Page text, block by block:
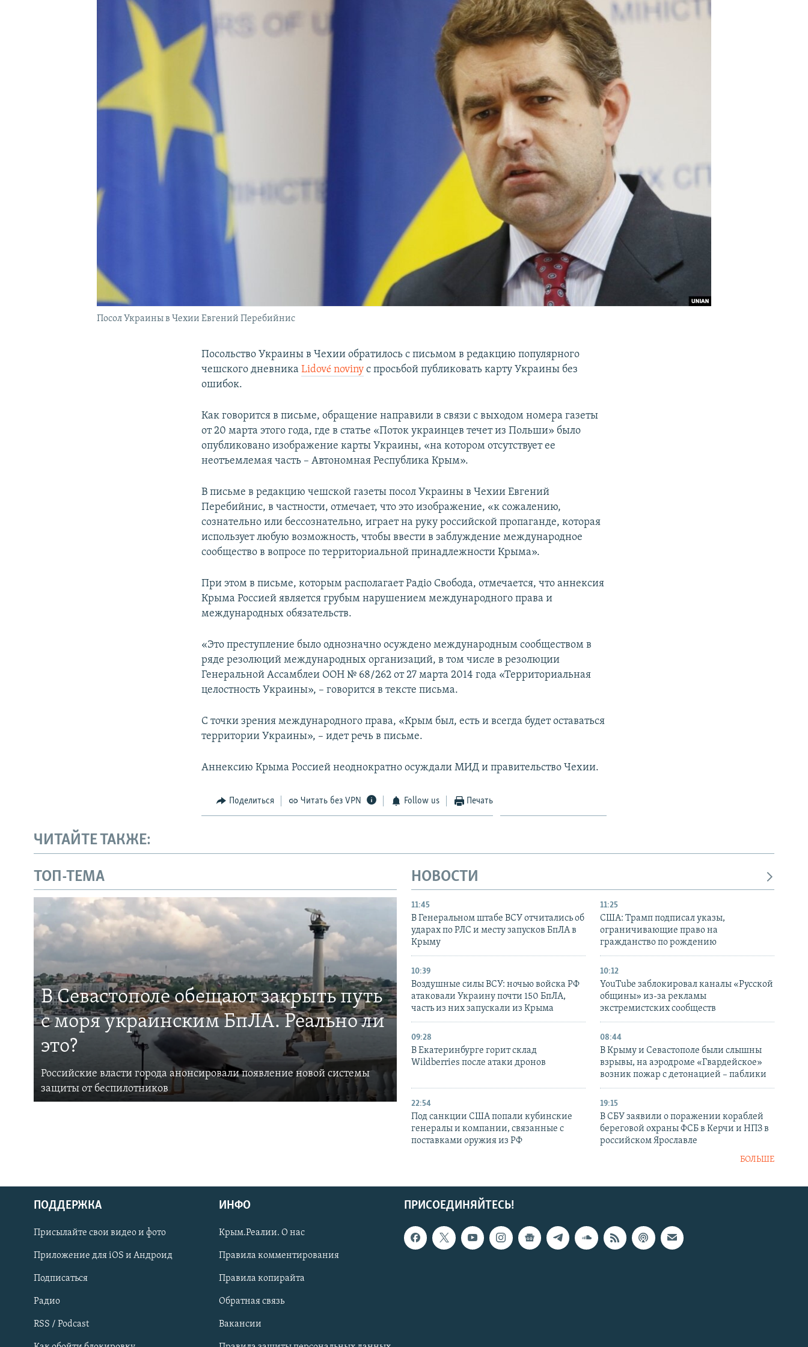
Українською
Qırımtatar
ПРИСОЕДИНЯЙТЕСЬ!
Посол Украины в Чехии Евгений Перебийнис
Посольство Украины в Чехии обратилось с письмом в редакцию популярного
чешского дневникаLidové noviny с просьбой публиковать карту Украины без
ошибок.
Как говорится в письме, обращение направили в связи с выходом номера газеты
от 20 марта этого года, где в статье «Поток украинцев течет из Польши» было
опубликовано изображение карты Украины, «на котором отсутствует ее
неотъемлемая часть – Автономная Республика Крым».
В письме в редакцию чешской газеты посол Украины в Чехии Евгений
Перебийнис, в частности, отмечает, что это изображение, «к сожалению,
сознательно или бессознательно, играет на руку российской пропаганде, которая
использует любую возможность, чтобы ввести в заблуждение международное
сообщество в вопросе по территориальной принадлежности Крыма».
При этом в письме, которым располагает Радіо Свобода, отмечается, что аннексия
Крыма Россией является грубым нарушением международного права и
международных обязательств.
«Это преступление было однозначно осуждено международным сообществом в
ряде резолюций международных организаций, в том числе в резолюции
Генеральной Ассамблеи ООН № 68/262 от 27 марта 2014 года «Территориальная
целостность Украины», – говорится в тексте письма.
С точки зрения международного права, «Крым был, есть и всегда будет оставаться
территории Украины», – идет речь в письме.
Аннексию Крыма Россией неоднократно осуждали МИД и правительство Чехии.
Поделиться Читать без VPN Follow us Печать
ЧИТАЙТЕ ТАКЖЕ:
ТОП-ТЕМА
В Севастополе обещают закрыть путь
с моря украинским БпЛА. Реально ли
это?
Российские власти города анонсировали появление новой системы
защиты от беспилотников
НОВОСТИ
11:45
В Генеральном штабе ВСУ отчитались об
ударах по РЛС и месту запусков БпЛА в
Крыму
11:25
США: Трамп подписал указы,
ограничивающие право на
гражданство по рождению
10:39
Воздушные силы ВСУ: ночью войска РФ
атаковали Украину почти 150 БпЛА,
часть из них запускали из Крыма
10:12
YouTube заблокировал каналы «Русской
общины» из-за рекламы
экстремистских сообществ
09:28
В Екатеринбурге горит склад
Wildberries после атаки дронов
08:44
В Крыму и Севастополе были слышны
взрывы, на аэродроме «Гвардейское»
возник пожар с детонацией – паблики
22:54
Под санкции США попали кубинские
генералы и компании, связанные с
поставками оружия из РФ
19:15
В СБУ заявили о поражении кораблей
береговой охраны ФСБ в Керчи и НПЗ в
российском Ярославле
БОЛЬШЕ
ПРИСОЕДИНЯЙТЕСЬ!
ПОДДЕРЖКА
Присылайте свои видео и фото
Приложение для iOS и Андроид
Подписаться
Радио
RSS / Podcast
ИНФО
Крым.Реалии. О нас
Правила комментирования
Правила копирайта
Обратная связь
Вакансии